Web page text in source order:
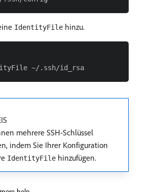
IdentityFile hinzu.
mehrere SSH-Schlüssel
indem Sie Ihrer Konfiguration
IdentityFile hinzufügen.